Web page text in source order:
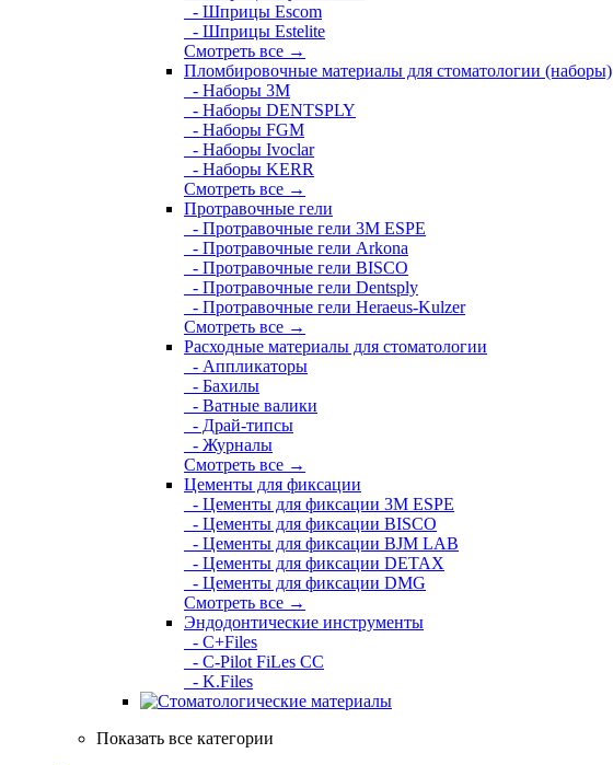
- Шприцы Escom
- Шприцы Estelite
Смотреть все →
Пломбировочные материалы для стоматологии (наборы)
- Наборы 3М
- Наборы DENTSPLY
- Наборы FGM
- Наборы Ivoclar
- Наборы KERR
Смотреть все →
Протравочные гели
- Протравочные гели 3М ESPE
- Протравочные гели Arkona
- Протравочные гели BISCO
- Протравочные гели Dentsply
- Протравочные гели Heraeus-Kulzer
Смотреть все →
Расходные материалы для стоматологии
- Аппликаторы
- Бахилы
- Ватные валики
- Драй-типсы
- Журналы
Смотреть все →
Цементы для фиксации
- Цементы для фиксации 3M ESPE
- Цементы для фиксации BISCO
- Цементы для фиксации BJM LAB
- Цементы для фиксации DETAX
- Цементы для фиксации DMG
Смотреть все →
Эндодонтические инструменты
- C+Files
- C-Pilot FiLes CC
- K.Files
Показать все категории